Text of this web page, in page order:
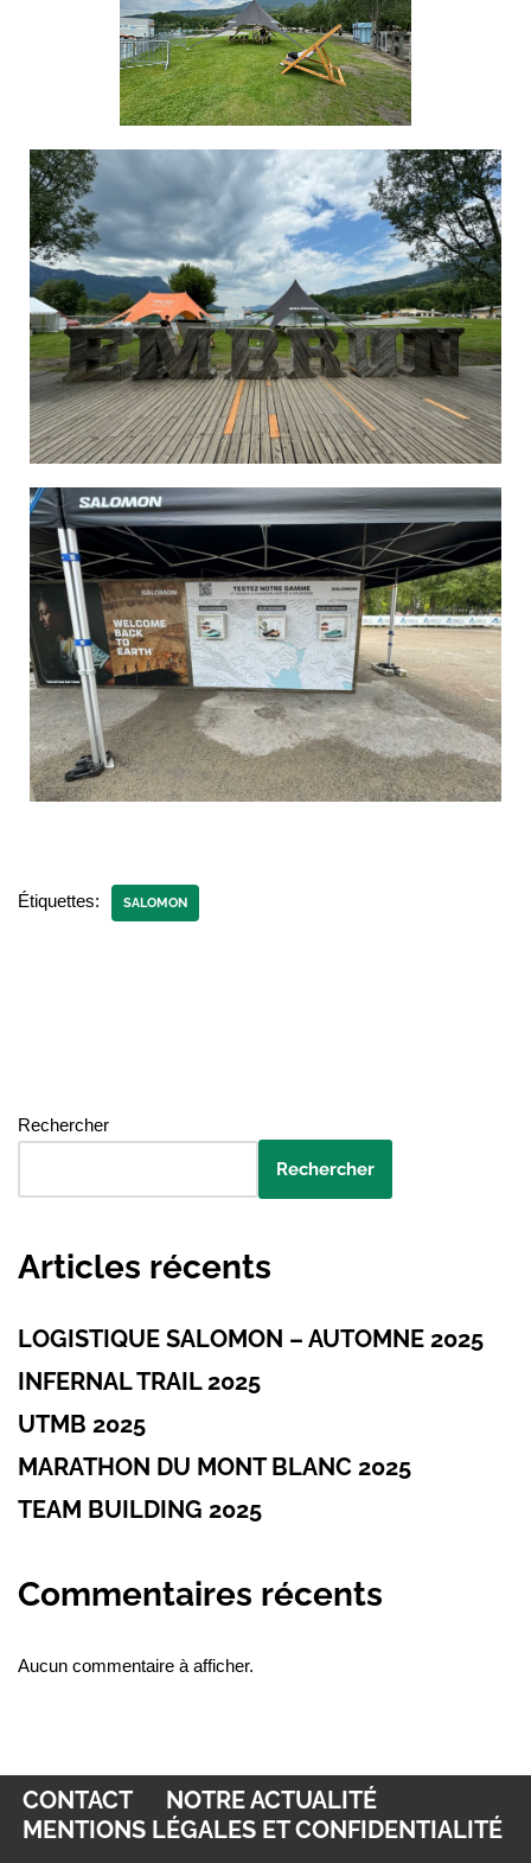
Étiquettes: SALOMON
Rechercher
Rechercher
Articles récents
LOGISTIQUE SALOMON – AUTOMNE 2025
INFERNAL TRAIL 2025
UTMB 2025
MARATHON DU MONT BLANC 2025
TEAM BUILDING 2025
Commentaires récents
Aucun commentaire à afficher.
CONTACT
NOTRE ACTUALITÉ
MENTIONS LÉGALES ET CONFIDENTIALITÉ